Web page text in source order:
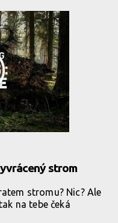
strom
stromu? Nic? Ale
na tebe čeká